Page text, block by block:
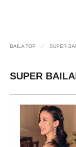
BAILA TOP SUPER
SUPER